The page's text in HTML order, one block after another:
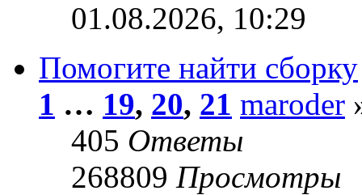
01.08.2026, 10:29
Помогите найти сборку
1 … 19, 20, 21 maroder
405 Ответы
268809 Просмотры